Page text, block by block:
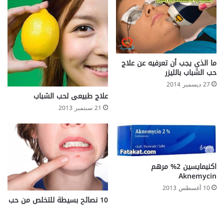
ما الذي يجب أن تعرفيه عن علاج
حب الشباب بالليزر
27 ديسمبر 2014
علاج طبيعى لحب الشباب
21 سبتمبر 2013
اكنيمايسين 2% مرهم
Aknemycin
10 أغسطس 2013
10 نصائح بسيطة للتخلص من حب